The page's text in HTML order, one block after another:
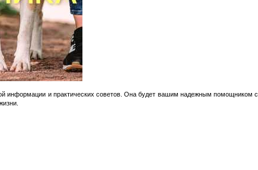
информации и практических советов. Она будет вашим надежным помощником с